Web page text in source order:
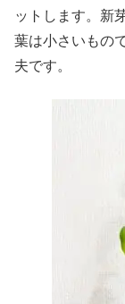
ットします。新
葉は小さいもの
夫です。